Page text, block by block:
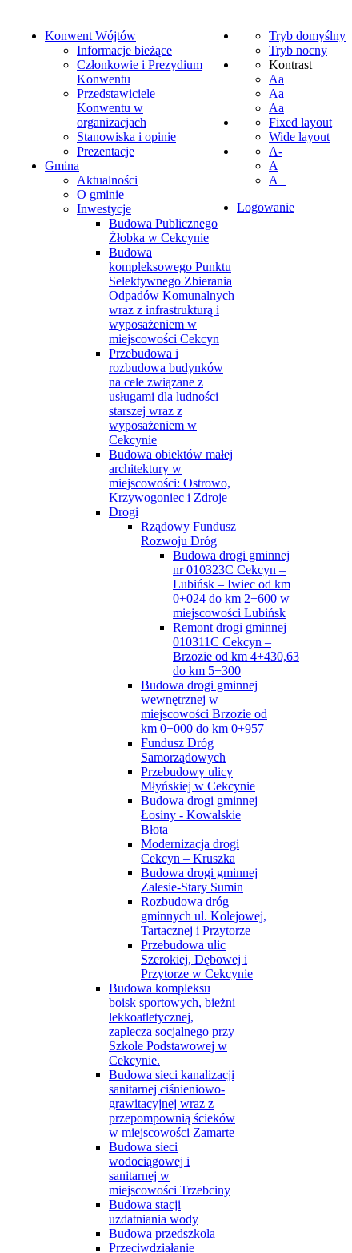
Tryb domyślny
Tryb nocny
Kontrast
Aa
Aa
Aa
Fixed layout
Wide layout
A-
A
A+
Logowanie
Konwent Wójtów
Informacje bieżące
Członkowie i Prezydium
Konwentu
Przedstawiciele
Konwentu w
organizacjach
Stanowiska i opinie
Prezentacje
Gmina
Aktualności
O gminie
Inwestycje
Budowa Publicznego
Żłobka w Cekcynie
Budowa
kompleksowego Punktu
Selektywnego Zbierania
Odpadów Komunalnych
wraz z infrastrukturą i
wyposażeniem w
miejscowości Cekcyn
Przebudowa i
rozbudowa budynków
na cele związane z
usługami dla ludności
starszej wraz z
wyposażeniem w
Cekcynie
Budowa obiektów małej
architektury w
miejscowości: Ostrowo,
Krzywogoniec i Zdroje
Drogi
Rządowy Fundusz
Rozwoju Dróg
Budowa drogi gminnej
nr 010323C Cekcyn –
Lubińsk – Iwiec od km
0+024 do km 2+600 w
miejscowości Lubińsk
Remont drogi gminnej
010311C Cekcyn –
Brzozie od km 4+430,63
do km 5+300
Budowa drogi gminnej
wewnętrznej w
miejscowości Brzozie od
km 0+000 do km 0+957
Fundusz Dróg
Samorządowych
Przebudowy ulicy
Młyńskiej w Cekcynie
Budowa drogi gminnej
Łosiny - Kowalskie
Błota
Modernizacja drogi
Cekcyn – Kruszka
Budowa drogi gminnej
Zalesie-Stary Sumin
Rozbudowa dróg
gminnych ul. Kolejowej,
Tartacznej i Przytorze
Przebudowa ulic
Szerokiej, Dębowej i
Przytorze w Cekcynie
Budowa kompleksu
boisk sportowych, bieżni
lekkoatletycznej,
zaplecza socjalnego przy
Szkole Podstawowej w
Cekcynie.
Budowa sieci kanalizacji
sanitarnej ciśnieniowo-
grawitacyjnej wraz z
przepompownią ścieków
w miejscowości Zamarte
Budowa sieci
wodociągowej i
sanitarnej w
miejscowości Trzebciny
Budowa stacji
uzdatniania wody
Budowa przedszkola
Przeciwdziałanie